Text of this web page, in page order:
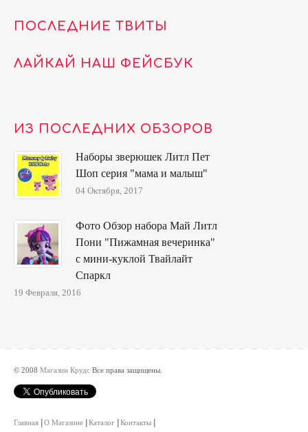
ПОСЛЕДНИЕ ТВИТЫ
ЛАЙКАЙ НАШ ФЕЙСБУК
ИЗ ПОСЛЕДНИХ ОБЗОРОВ
Наборы зверюшек Литл Пет
Шоп серия "мама и малыш"
04 Октября, 2017
Фото Обзор набора Май Литл
Пони "Пижамная вечеринка"
с мини-куклой Твайлайт
Спаркл
19 Февраля, 2016
© 2008 Магазин Крудс Все права защищены.
Главная О Магазине Каталог Контакты